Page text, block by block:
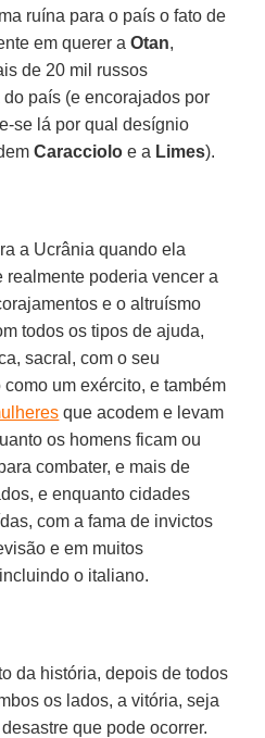
ruína para o país o fato de
em querer aOtan,
de 20 mil russos
país (e encorajados por
se lá por qual desígnio
Caracciolo e a Limes).
a Ucrânia quando ela
realmente poderia vencer a
e o altruísmo
todos os tipos de ajuda,
sacral, com o seu
um exército, e também
que acodem e levam
os homens ficam ou
combater, e mais de
e enquanto cidades
com a fama de invictos
e em muitos
o italiano.
da história, depois de todos
os lados, a vitória, seja
que pode ocorrer.